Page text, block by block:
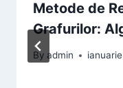
Metode de
Grafurilor:
By admin